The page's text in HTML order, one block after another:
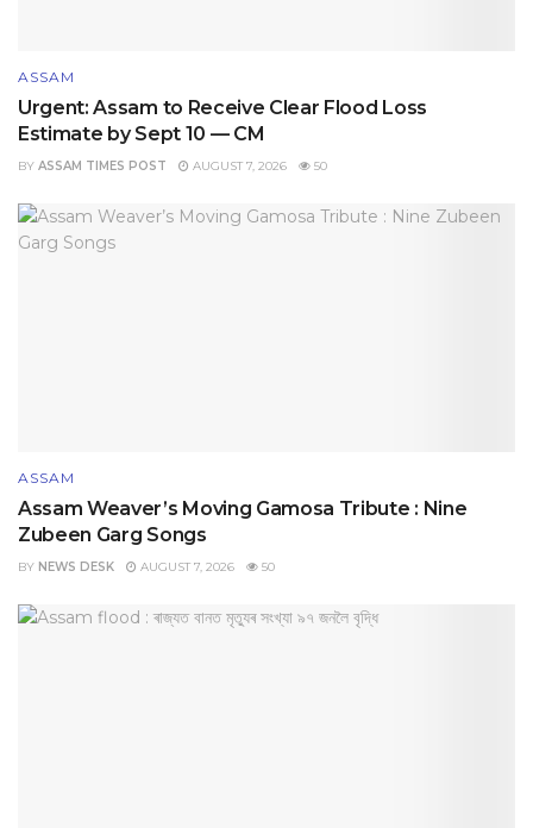
ASSAM
Urgent: Assam to Receive Clear Flood Loss
Estimate by Sept 10 — CM
BY ASSAM TIMES POST AUGUST 7, 2026 50
ASSAM
Assam Weaver’s Moving Gamosa Tribute : Nine
Zubeen Garg Songs
BY NEWS DESK AUGUST 7, 2026 50